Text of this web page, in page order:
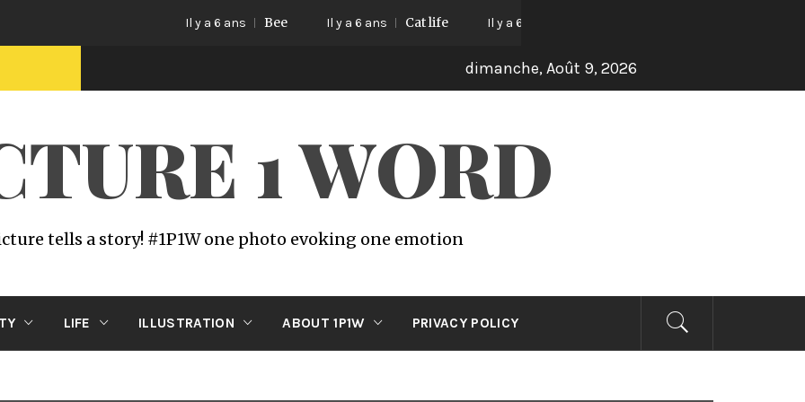
Il y a 6 ans Bee Il y a 6 ans Cat life Il y a 6 ans Lights
dimanche, Août 9, 2026
1 WORD
tells a story! #1P1W one photo evoking one emotion
LIFE ILLUSTRATION ABOUT 1P1W PRIVACY POLICY